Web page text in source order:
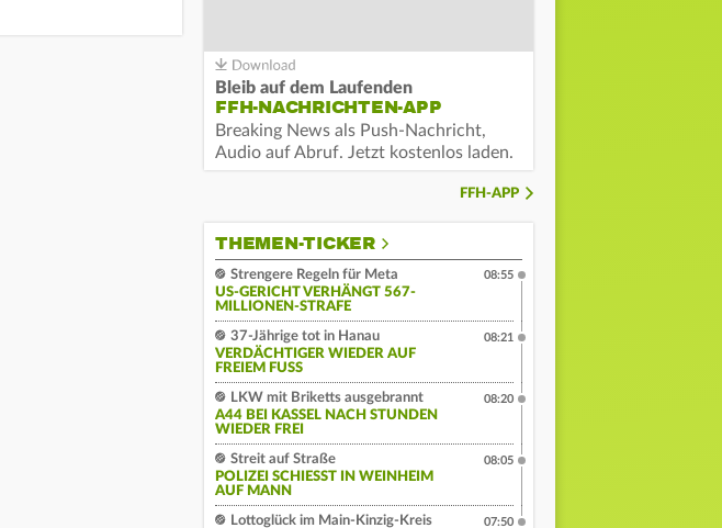
Bleib auf dem Laufenden
FFH-NACHRICHTEN-APP
Breaking News als Push-Nachricht,
Audio auf Abruf. Jetzt kostenlos laden.
FFH-APP
THEMEN-TICKER
Strengere Regeln für Meta
US-GERICHT VERHÄNGT 567-
MILLIONEN-STRAFE
08:55
37-Jährige tot in Hanau
VERDÄCHTIGER WIEDER AUF
FREIEM FUSS
08:21
LKW mit Briketts ausgebrannt
A44 BEI KASSEL NACH STUNDEN
WIEDER FREI
08:20
Streit auf Straße
POLIZEI SCHIESST IN WEINHEIM A
UF MANN
08:05
Lottoglück im Main-Kinzig-Kreis 07:50